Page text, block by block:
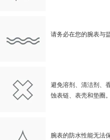
请务必在您的腕表与
避免溶剂、清洁剂、
蚀表链、表壳和垫圈。
腕表的防水性能无法